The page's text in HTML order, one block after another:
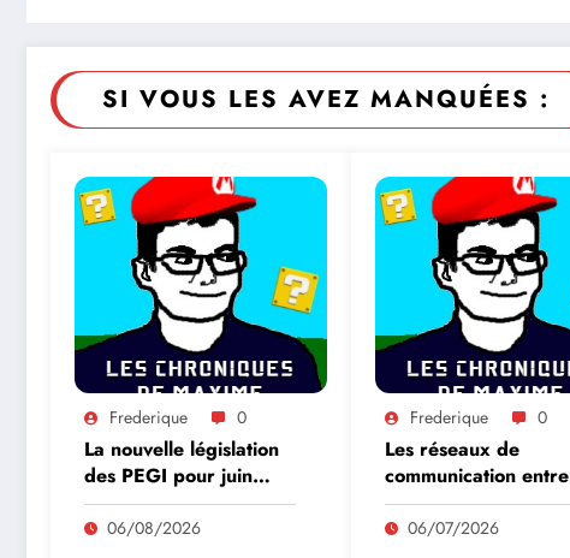
SI VOUS LES AVEZ MANQUÉES :
Frederique 0
La nouvelle législation
des PEGI pour juin
2026
06/08/2026
Frederique 0
Les réseaux de
communication entre
les jeux vidéos
06/07/2026